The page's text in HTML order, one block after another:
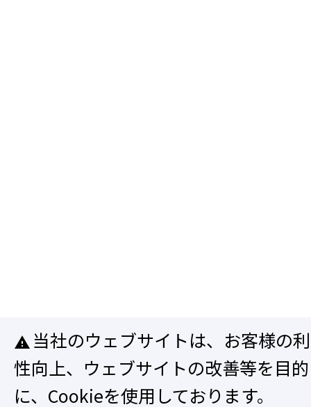
warning 当社のウェブサイトは、お客様の
性向上、ウェブサイトの改善等を目的
に、Cookieを使用しております。